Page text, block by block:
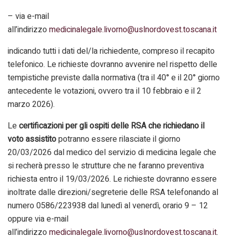
– via e-mail
all’indirizzomedicinalegale.livorno@uslnordovest.toscana.it
indicando tutti i dati del/la richiedente, compreso il recapito
telefonico. Le richieste dovranno avvenire nel rispetto delle
tempistiche previste dalla normativa (tra il 40° e il 20° giorno
antecedente le votazioni, ovvero tra il 10 febbraio e il 2
marzo 2026).
Lecertificazioni per gli ospiti delle RSA che richiedano il
voto assistitopotranno essere rilasciate il giorno
20/03/2026 dal medico del servizio di medicina legale che
si recherà presso le strutture che ne faranno preventiva
richiesta entro il 19/03/2026. Le richieste dovranno essere
inoltrate dalle direzioni/segreterie delle RSA telefonando al
numero 0586/223938 dal lunedì al venerdì, orario 9 – 12
oppure via e-mail
all’indirizzomedicinalegale.livorno@uslnordovest.toscana.it.